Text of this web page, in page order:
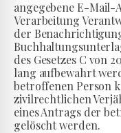
angegebene E-Mail-
Verarbeitung
der
des Gesetzes C von
lang aufbewahrt
betroffenen Person
zivilrechtlichen
eines Antrags der
gelöscht werden.